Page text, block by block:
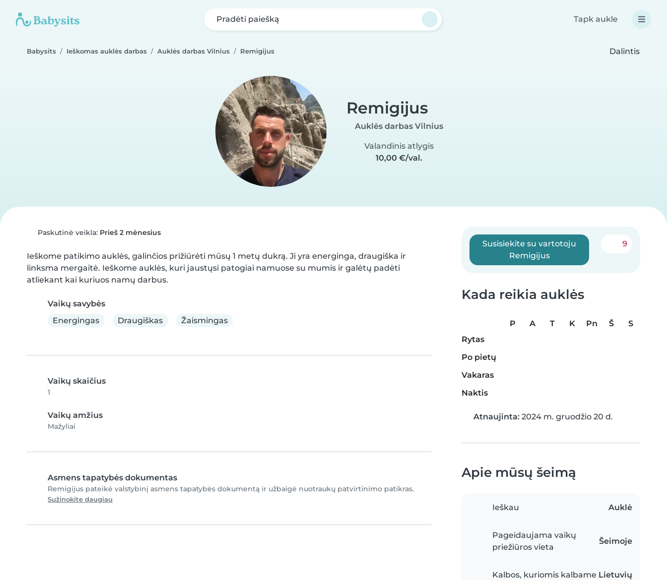
Pradėti paiešką Tapk aukle
Babysits Ieškomas auklės darbas Auklės darbas Vilnius Remigijus Dalintis
Remigijus
Auklės darbas Vilnius
Valandinis atlygis
10,00 €/val.
Paskutinė veikla: Prieš 2 mėnesius
Ieškome patikimo auklės, galinčios prižiūrėti mūsų 1 metų dukrą. Ji yra energinga, draugiška ir
linksma mergaitė. Ieškome auklės, kuri jaustųsi patogiai namuose su mumis ir galėtų padėti
atliekant kai kuriuos namų darbus.
Vaikų savybės
Energingas
Draugiškas Žaismingas
Vaikų skaičius
1
Vaikų amžius
Mažyliai
Asmens tapatybės dokumentas
Remigijus pateikė valstybinį asmens tapatybės dokumentą ir užbaigė nuotraukų patvirtinimo patikras.
Sužinokite daugiau
Susisiekite su vartotoju
Remigijus
9
Kada reikia auklės
P A T K Pn Š
S
Rytas
Po pietų
Vakaras
Naktis
Atnaujinta: 2024 m. gruodžio 20 d.
Apie mūsų šeimą
Ieškau Auklė
Pageidaujama vaikų
priežiūros vieta
Šeimoje
Kalbos, kuriomis kalbame Lietuvių